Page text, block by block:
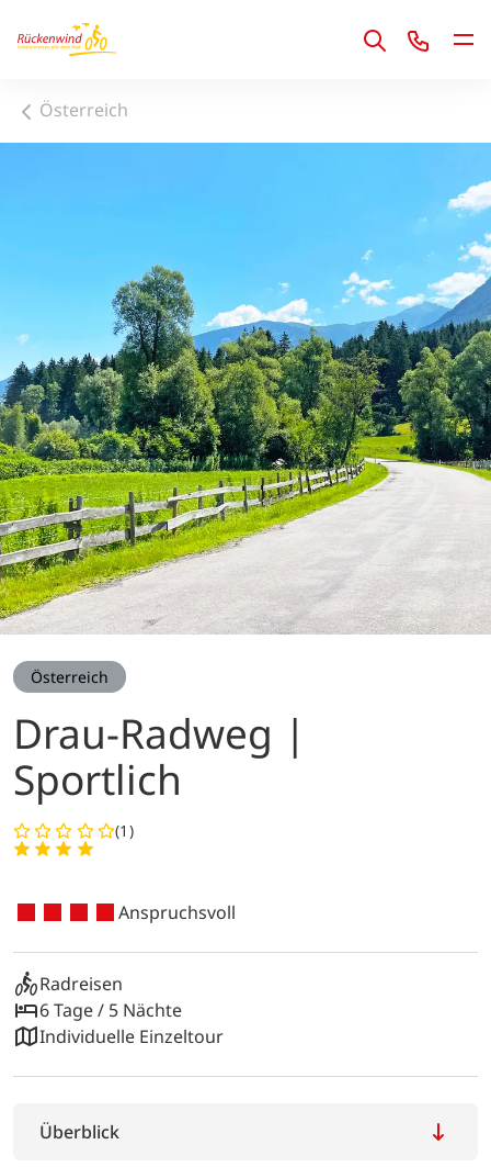
1
Österreich
Österreich
Drau-Radweg |
Sportlich
(1)
Anspruchsvoll
Radreisen
6 Tage / 5 Nächte
Individuelle Einzeltour
Überblick